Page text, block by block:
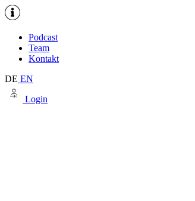
Podcast
Team
Kontakt
DE EN
Login